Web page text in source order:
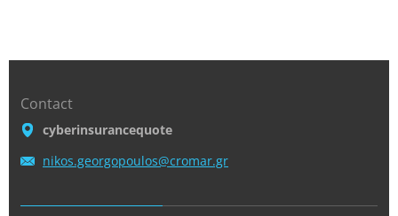
Contact
cyberinsurancequote
nikos.georgopoulos@cromar.gr